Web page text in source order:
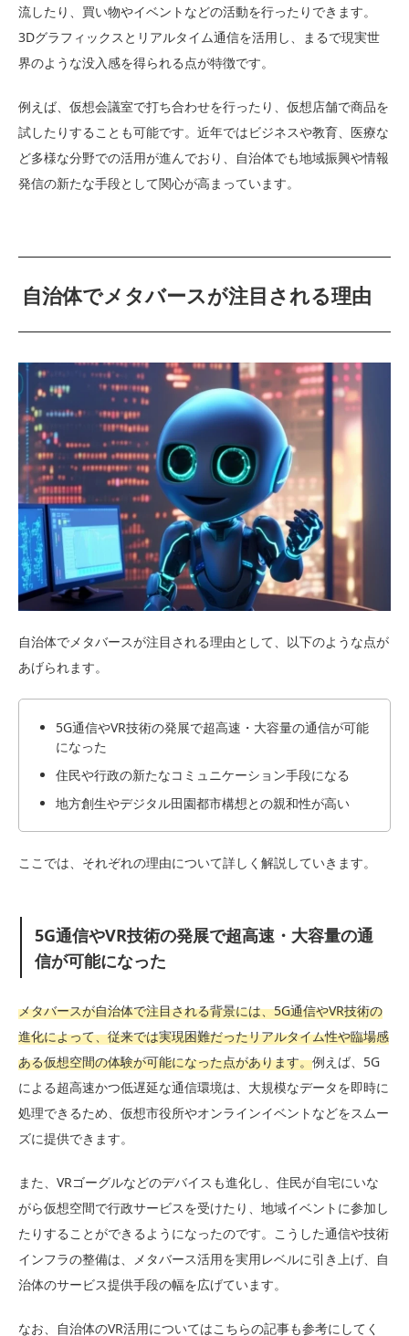
流したり、買い物やイベントなどの活動を行ったりできます。
3Dグラフィックスとリアルタイム通信を活用し、まるで現実世
界のような没入感を得られる点が特徴です。
例えば、仮想会議室で打ち合わせを行ったり、仮想店舗で商品を
試したりすることも可能です。近年ではビジネスや教育、医療な
ど多様な分野での活用が進んでおり、自治体でも地域振興や情報
発信の新たな手段として関心が高まっています。
自治体でメタバースが注目される理由
自治体でメタバースが注目される理由として、以下のような点が
あげられます。
5G通信やVR技術の発展で超高速・大容量の通信が可能
になった
住民や行政の新たなコミュニケーション手段になる
地方創生やデジタル田園都市構想との親和性が高い
ここでは、それぞれの理由について詳しく解説していきます。
5G通信やVR技術の発展で超高速・大容量の通
信が可能になった
メタバースが自治体で注目される背景には、5G通信やVR技術の
進化によって、従来では実現困難だったリアルタイム性や臨場感
ある仮想空間の体験が可能になった点があります。例えば、5G
による超高速かつ低遅延な通信環境は、大規模なデータを即時に
処理できるため、仮想市役所やオンラインイベントなどをスムー
ズに提供できます。
また、VRゴーグルなどのデバイスも進化し、住民が自宅にいな
がら仮想空間で行政サービスを受けたり、地域イベントに参加し
たりすることができるようになったのです。こうした通信や技術
インフラの整備は、メタバース活用を実用レベルに引き上げ、自
治体のサービス提供手段の幅を広げています。
なお、自治体のVR活用についてはこちらの記事も参考にしてく